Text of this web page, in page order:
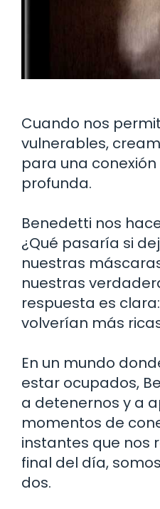
Cuando nos
vulnerables,
para una
profunda.
Benedetti nos
¿Qué pasaría si
nuestras
nuestras
respuesta es
volverían más
En un mundo
estar ocupados,
a detenernos y a
momentos de
instantes que nos
final del día,
dos.